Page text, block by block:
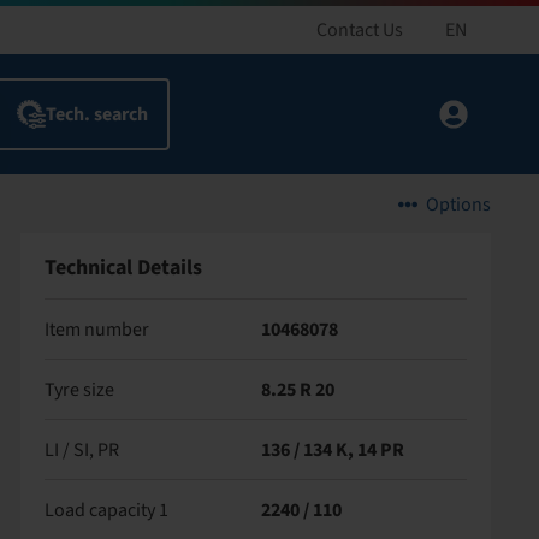
Contact Us EN
Options
Technical Details
Item number 10468078
Tyre size 8.25 R 20
LI / SI, PR 136 / 134 K, 14 PR
Load capacity 1 2240 / 110